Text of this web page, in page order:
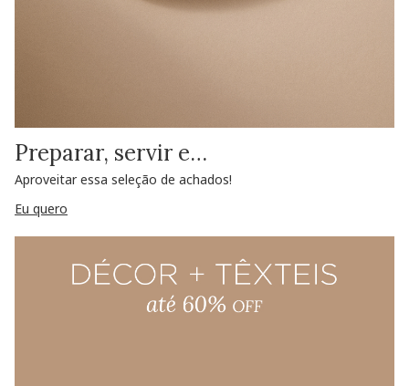
Preparar, servir e…
Aproveitar essa seleção de achados!
Eu quero